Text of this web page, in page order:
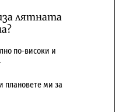
лятната
по-високи и
плановете ми за